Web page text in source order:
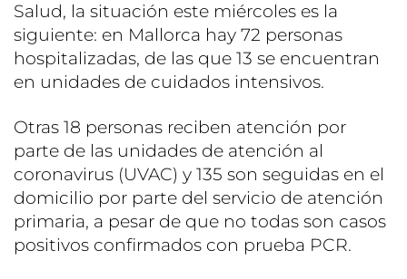
Salud, la situación este miércoles es la
siguiente: en Mallorca hay 72 personas
hospitalizadas, de las que 13 se encuentran
en unidades de cuidados intensivos.
Otras 18 personas reciben atención por
parte de las unidades de atención al
coronavirus (UVAC) y 135 son seguidas en el
domicilio por parte del servicio de atención
primaria, a pesar de que no todas son casos
positivos confirmados con prueba PCR.